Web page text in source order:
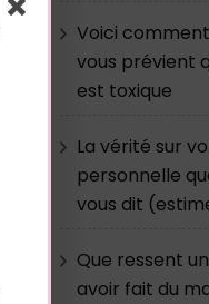
Voici
vous prévient
est toxique
La vérité sur
personnelle
vous dit
Que ressent
avoir fait du